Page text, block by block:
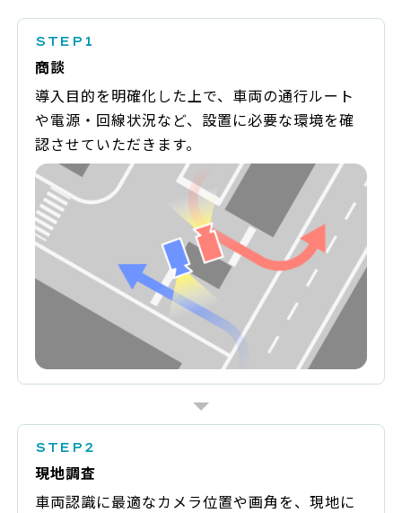
商談
導入目的を明確化した上で、車両の通行ルート
や電源・回線状況など、設置に必要な環境を確
認させていただきます。
現地調査
車両認識に最適なカメラ位置や画角を、現地に